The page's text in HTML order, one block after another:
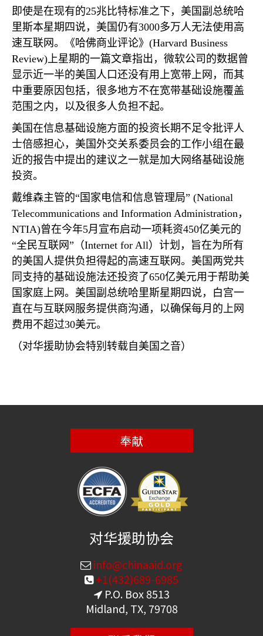
即使是在现有的25兆比特标准之下，美国副总统哈
里斯本星期四说，美国仍有3000多万人无法使用高
速互联网。《哈佛商业评论》 (Harvard Business
Review)上星期的一篇文章指出，微软公司的数据曾
显示近一半的美国人口还没有用上宽带上网，而其
中重要原因包括，很多地方不在宽带基础设施覆盖
范围之内，以及很多人负担不起。
美国在信息基础设施方面的投资长期不足令批评人
士倍感担心，美国外交关系委员会的工作小组在最
近的报告中提出的建议之一就是加大网络基础设施
投资。
戴维森主管的“国家电信和信息管理局” (National
Telecommunications and Information Administration，
NTIA)曾在今年5月宣布启动一项耗资450亿美元的
“全民互联网”（Internet for All）计划，旨在为所有
的美国人提供负担得起的高速互联网。美国两党共
同支持的基础设施法还投资了650亿美元用于帮助美
国家庭上网。美国副总统哈里斯星期四说，白宫一
直在与互联网服务提供商沟通，以确保每月的上网
费用不超过30美元。
（对华援助协会特别转载自美国之音）
奉献
对华援助协会
info@chinaaid.org
+1(432)689-6985
P.O. Box 8513
Midland, TX, 79708